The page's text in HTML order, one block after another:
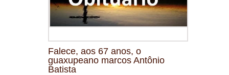
Falece, aos 67 anos, o
guaxupeano marcos Antônio
Batista